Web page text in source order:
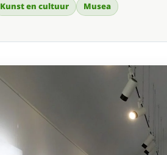
Kunst en cultuur Musea